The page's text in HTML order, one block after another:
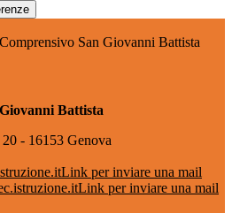
San Giovanni Battista
Battista
- 16153 Genova
Link per inviare una mail
Link per inviare una mail